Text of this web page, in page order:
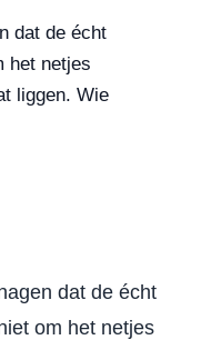
dat de écht
het netjes
liggen. Wie
dat de écht
om het netjes